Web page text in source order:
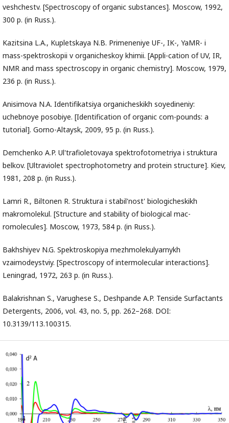
veshchestv. [Spectroscopy of organic substances]. Moscow, 1992,
300 p. (in Russ.).
Kazitsina L.A., Kupletskaya N.B. Primeneniye UF-, IK-, YaMR- i
mass-spektroskopii v organicheskoy khimii. [Appli-cation of UV, IR,
NMR and mass spectroscopy in organic chemistry]. Moscow, 1979,
236 p. (in Russ.).
Anisimova N.A. Identifikatsiya organicheskikh soyedineniy:
uchebnoye posobiye. [Identification of organic com-pounds: a
tutorial]. Gorno-Altaysk, 2009, 95 p. (in Russ.).
Demchenko A.P. Ul'trafioletovaya spektrofotometriya i struktura
belkov. [Ultraviolet spectrophotometry and protein structure]. Kiev,
1981, 208 p. (in Russ.).
Lamri R., Biltonen R. Struktura i stabil'nost' biologicheskikh
makromolekul. [Structure and stability of biological mac-
romolecules]. Moscow, 1973, 584 p. (in Russ.).
Bakhshiyev N.G. Spektroskopiya mezhmolekulyarnykh
vzaimodeystviy. [Spectroscopy of intermolecular interactions].
Leningrad, 1972, 263 p. (in Russ.).
Balakrishnan S., Varughese S., Deshpande A.P. Tenside Surfactants
Detergents, 2006, vol. 43, no. 5, pp. 262–268. DOI:
10.3139/113.100315.